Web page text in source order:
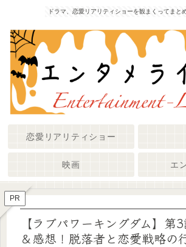
ドラマ、恋愛リアリティショーを観まくってまと
恋愛リアリティショー
映画 エ
PR
【ラブパワーキングダム】第
＆感想！脱落者と恋愛戦略の